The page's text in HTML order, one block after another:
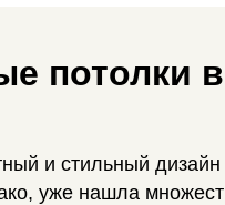
потолки
и стильный
уже нашла